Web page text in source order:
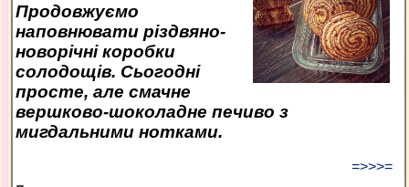
Продовжуємо
наповнювати різдвяно-
новорічні коробки
солодощів. Сьогодні
просте, але смачне
вершково-шоколадне печиво з
мигдальними нотками.
=>>>=